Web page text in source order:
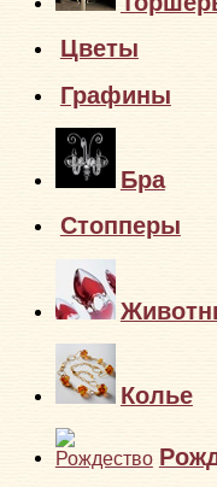
Цветы
Графины
Бра
Стопперы
Колье